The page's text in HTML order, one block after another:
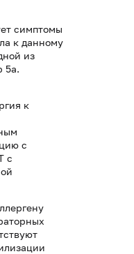
симптомы
к данному
из
5а.
к
с
с